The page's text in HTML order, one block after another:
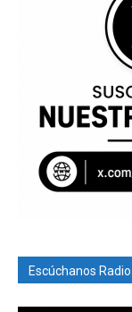
Escúchanos